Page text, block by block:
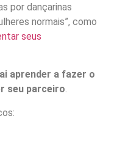
por dançarinas
normais”, como
seus
aprender a fazer o
seu parceiro.